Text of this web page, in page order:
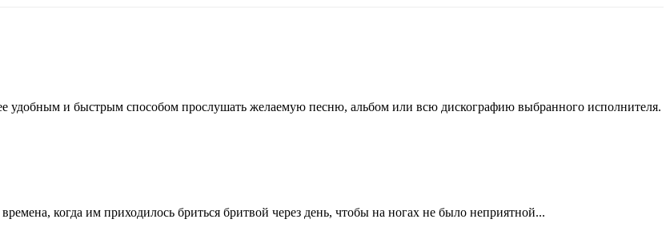
и быстрым способом прослушать желаемую песню, альбом или всю дискографию выбранного исполнителя.
когда им приходилось бриться бритвой через день, чтобы на ногах не было неприятной...